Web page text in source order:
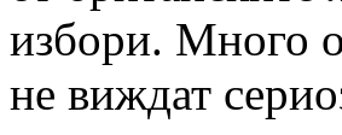
избори. Много
не виждат